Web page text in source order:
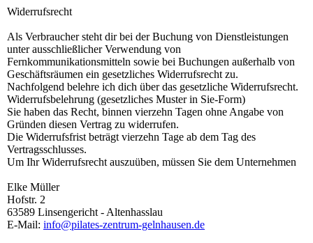
Widerrufsrecht
Als Verbraucher steht dir bei der Buchung von Dienstleistungen
unter ausschließlicher Verwendung von
Fernkommunikationsmitteln sowie bei Buchungen außerhalb von
Geschäftsräumen ein gesetzliches Widerrufsrecht zu.
Nachfolgend belehre ich dich über das gesetzliche Widerrufsrecht.
Widerrufsbelehrung (gesetzliches Muster in Sie-Form)
Sie haben das Recht, binnen vierzehn Tagen ohne Angabe von
Gründen diesen Vertrag zu widerrufen.
Die Widerrufsfrist beträgt vierzehn Tage ab dem Tag des
Vertragsschlusses.
Um Ihr Widerrufsrecht auszuüben, müssen Sie dem Unternehmen
Elke Müller
Hofstr. 2
63589 Linsengericht - Altenhasslau
E-Mail: info@pilates-zentrum-gelnhausen.de